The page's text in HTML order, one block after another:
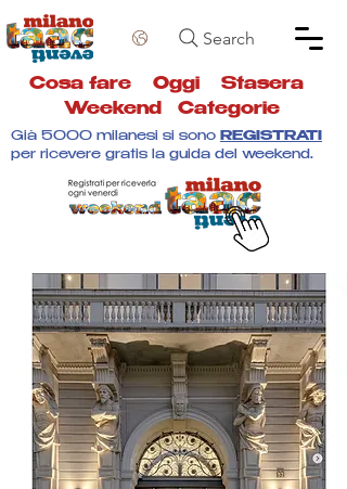
Search
Cosa fare Oggi Stasera
Weekend
Categorie
Già 5000 milanesi si sono REGISTRATI
per ricevere gratis la guida del weekend.